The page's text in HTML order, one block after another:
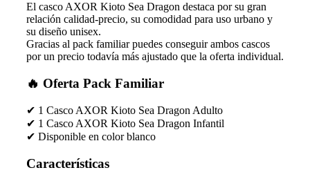
El casco AXOR Kioto Sea Dragon destaca por su gran
relación calidad-precio, su comodidad para uso urbano y
su diseño unisex.
Gracias al pack familiar puedes conseguir ambos cascos
por un precio todavía más ajustado que la oferta individual.
🔥 Oferta Pack Familiar
✔ 1 Casco AXOR Kioto Sea Dragon Adulto
✔ 1 Casco AXOR Kioto Sea Dragon Infantil
✔ Disponible en color blanco
Características